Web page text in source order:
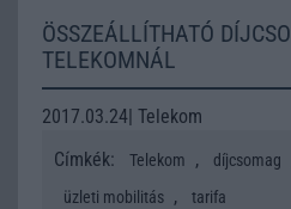
ÖSSZEÁLLÍTHATÓ
TELEKOMNÁL
2017.03.24| Telekom
Címkék:
Telekom , díjcsomag
üzleti mobilitás , tarifa